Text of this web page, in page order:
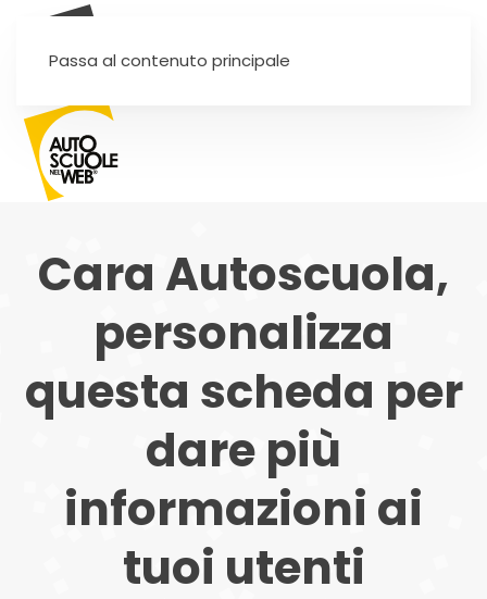
Passa al contenuto principale
Cara Autoscuola,
personalizza
questa scheda per
dare più
informazioni ai
tuoi utenti